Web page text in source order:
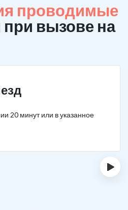
проводимые
вызове на
20 минут или в указанное
›